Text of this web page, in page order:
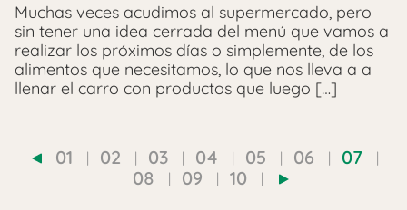
Muchas veces acudimos al supermercado, pero
sin tener una idea cerrada del menú que vamos a
realizar los próximos días o simplemente, de los
alimentos que necesitamos, lo que nos lleva a a
llenar el carro con productos que luego […]
01 02 03 04 05 06
07
08
09 10